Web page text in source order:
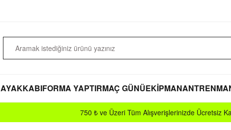
AYAKKABIFORMA YAPTIRMAÇ GÜNÜEKİPMAN
750 ₺ ve Üzeri Tüm Alışverişlerinizde Ücretsiz